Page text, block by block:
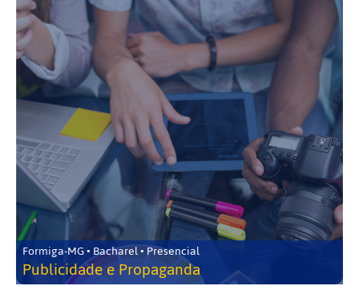
Formiga-MG • Bacharel • Presencial
Publicidade e Propaganda